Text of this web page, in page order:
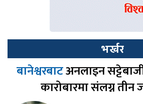
भर्खर
बानेश्वरबाटअनलाइन
कारोबारमा संलग्न तीन